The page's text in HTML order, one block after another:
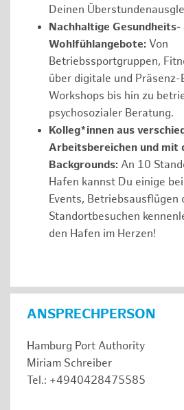
Deinen
Nachhaltige Gesundheits-
Wohlfühlangebote: Von
Betriebssportgruppen,
über digitale und Präsenz-
Workshops bis hin zu
psychosozialer Beratung.
Kolleg*innen aus
Arbeitsbereichen und mit
Backgrounds: An 10
Hafen kannst Du einige
Events, Betriebsausflügen
Standortbesuchen
den Hafen im Herzen!
ANSPRECHPERSON
Hamburg Port Authority
Miriam Schreiber
Tel.: +4940428475585